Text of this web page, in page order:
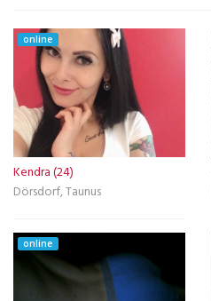
online
Kendra (24)
Dörsdorf, Taunus
online